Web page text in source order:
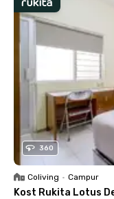
360
Coliving • Campur
Kost Rukita Lotus